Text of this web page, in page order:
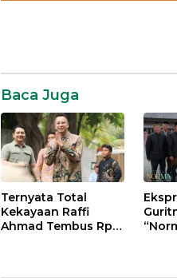
Viral
Baca Juga
Ternyata Total
Kekayaan Raffi
Ahmad Tembus Rp 1